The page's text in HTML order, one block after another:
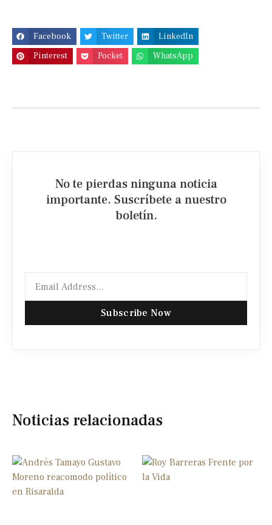
Facebook Twitter
LinkedIn
Pinterest
Pocket WhatsApp
No te pierdas ninguna noticia
importante. Suscríbete a nuestro
boletín.
Subscribe Now
Noticias relacionadas